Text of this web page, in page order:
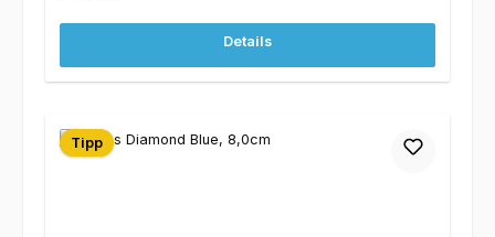
Details
Tipp